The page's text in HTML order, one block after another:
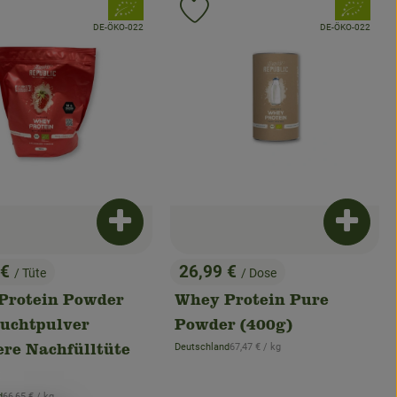
hinzufügen
/ Tüte
Powder
Nachfülltüte
Produkt zum Warenkorb hinzufügen
, Verband:
, Kontrollstelle:
DE-ÖKO-022
zu Favouriten hinzufügen
, Preis:
26,99 € / Dose
Whey Protein Pure
Powder (400g)
, Herkunft:
Deutschland, Referenzpreis:
67,47 € / kg
, Verband:
, Kontrollstelle:
DE-ÖKO-022
Produkt zu Favouriten